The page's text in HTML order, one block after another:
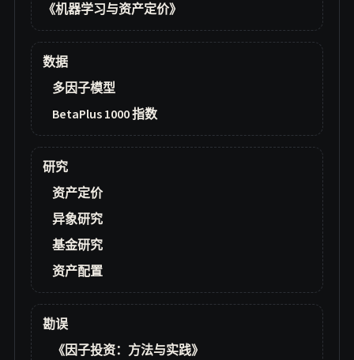
《机器学习与资产定价》
数据
多因子模型
BetaPlus 1000 指数
研究
资产定价
异象研究
基金研究
资产配置
勘误
《因子投资：方法与实践》